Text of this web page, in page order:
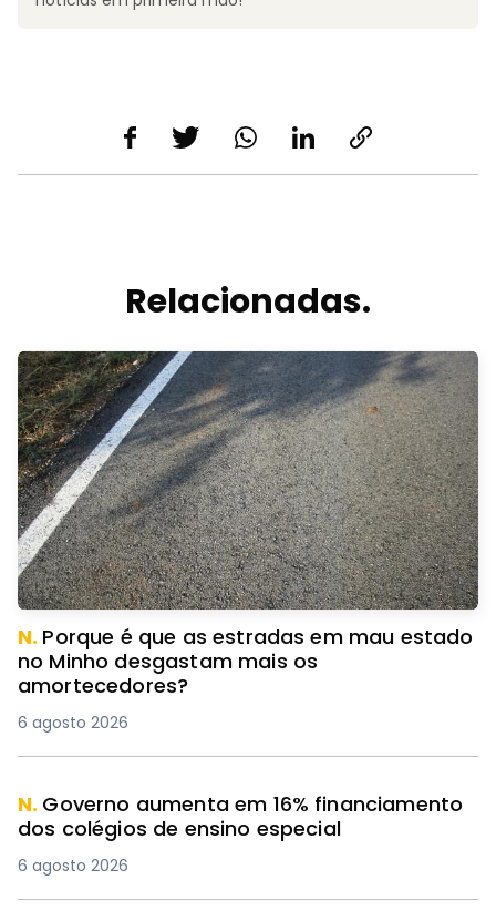
Relacionadas.
N. Porque é que as estradas em mau estado
no Minho desgastam mais os
amortecedores?
6 agosto 2026
N. Governo aumenta em 16% financiamento
dos colégios de ensino especial
6 agosto 2026